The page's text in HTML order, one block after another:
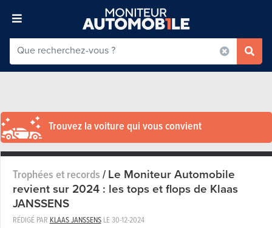
Trouvez la voiture qui vous convient
Trophées et records/Le Moniteur Automobile
revient sur 2024 : les tops et flops de Klaas
JANSSENS
RÉDIGÉ PAR KLAAS JANSSENSLE30-12-2024